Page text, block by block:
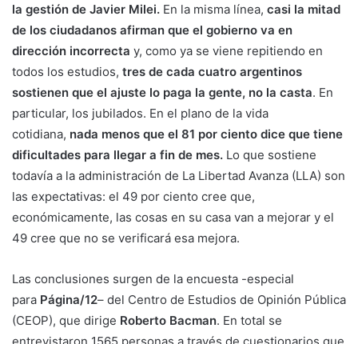
la gestión de Javier Milei. En la misma línea, casi la mitad
de los ciudadanos afirman que el gobierno va en
dirección incorrecta y, como ya se viene repitiendo en
todos los estudios, tres de cada cuatro argentinos
sostienen que el ajuste lo paga la gente, no la casta. En
particular, los jubilados. En el plano de la vida
cotidiana, nada menos que el 81 por ciento dice que tiene
dificultades para llegar a fin de mes. Lo que sostiene
todavía a la administración de La Libertad Avanza (LLA) son
las expectativas: el 49 por ciento cree que,
económicamente, las cosas en su casa van a mejorar y el
49 cree que no se verificará esa mejora.
Las conclusiones surgen de la encuesta -especial
para Página/12– del Centro de Estudios de Opinión Pública
(CEOP), que dirige Roberto Bacman. En total se